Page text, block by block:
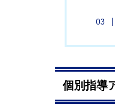
個別指導